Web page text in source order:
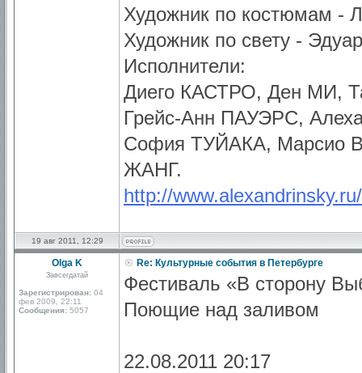
Художник по костюмам -
Художник по свету -
Исполнители:
Диего КАСТРО, Ден МИ,
Грейс-Анн ПАУЭРС,
София ТУЙАКА, Марсио
ЖАНГ.
http://
19 авг 2011, 12:29
Olga K
Завсегдатай
Зарегистрирован: 04
фев 2009, 22:11
Сообщения: 5057
Re: Культурные события в Петербурге
Фестиваль «В сторону
Поющие над заливом
22.08.2011 20:17